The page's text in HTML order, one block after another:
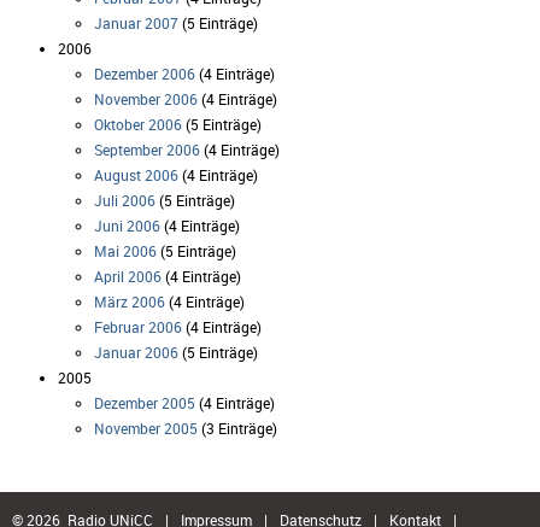
Januar 2007(5 Einträge)
2006
Dezember 2006(4 Einträge)
November 2006(4 Einträge)
Oktober 2006(5 Einträge)
September 2006(4 Einträge)
August 2006(4 Einträge)
Juli 2006(5 Einträge)
Juni 2006(4 Einträge)
Mai 2006(5 Einträge)
April 2006(4 Einträge)
März 2006(4 Einträge)
Februar 2006(4 Einträge)
Januar 2006(5 Einträge)
2005
Dezember 2005 (4 Einträge)
November 2005 (3 Einträge)
© 2026 Radio UNiCC | Impressum | Datenschutz | Kontakt |